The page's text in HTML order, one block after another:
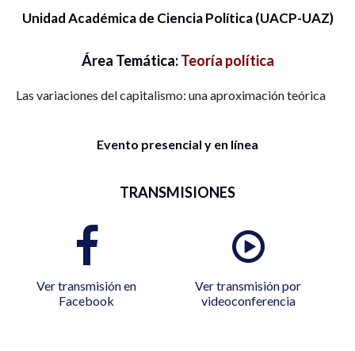
Unidad Académica de Ciencia Política (UACP-UAZ)
Área Temática:Teoría política
Las variaciones del capitalismo: una aproximación teórica
Evento presencial y en línea
TRANSMISIONES
Ver transmisión en
Facebook
Ver transmisión por
videoconferencia